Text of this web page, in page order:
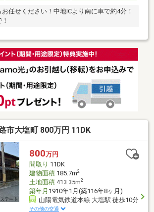
任せください！中地ICより南に車で約4分！
市大塩町 800万円 11DK
800万円
間取り 11DK
建物面積185.7m2
土地面積413.35m2
築年月 1910年1月(築116年8ヶ月)
山陽電気鉄道本線 大塩駅 徒歩10分
その他の交通